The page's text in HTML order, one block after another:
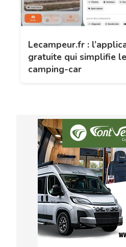
Lecampeur.fr :
gratuite qui simplifie
camping-car